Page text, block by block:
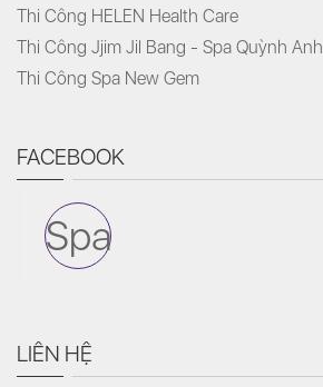
Thi Công HELEN Health Care
Thi Công Jjim Jil Bang - Spa Quỳnh Anh
Thi Công Spa New Gem
FACEBOOK
Spa
LIÊN HỆ